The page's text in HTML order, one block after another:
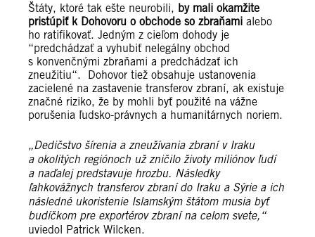
Štáty, ktoré tak ešte neurobili, by mali okamžite
pristúpiť k Dohovoru o obchode so zbraňami alebo
ho ratifikovať. Jedným z cieľom dohody je
“predchádzať a vyhubiť nelegálny obchod
s konvenčnými zbraňami a predchádzať ich
zneužitiu“. Dohovor tiež obsahuje ustanovenia
zacielené na zastavenie transferov zbraní, ak existuje
značné riziko, že by mohli byť použité na vážne
porušenia ľudsko-právnych a humanitárnych noriem.
„Dedičstvo šírenia a zneužívania zbraní v Iraku
a okolitých regiónoch už zničilo životy miliónov ľudí
a naďalej predstavuje hrozbu. Následky
ľahkovážnych transferov zbraní do Iraku a Sýrie a ich
následné ukoristenie Islamským štátom musia byť
budíčkom pre exportérov zbraní na celom svete,“
uviedol Patrick Wilcken.